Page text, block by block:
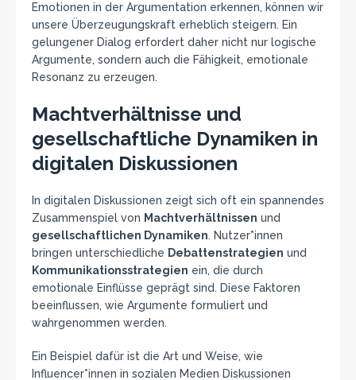
Emotionen in der Argumentation erkennen, können wir
unsere Überzeugungskraft erheblich steigern. Ein
gelungener Dialog erfordert daher nicht nur logische
Argumente, sondern auch die Fähigkeit, emotionale
Resonanz zu erzeugen.
Machtverhältnisse und
gesellschaftliche Dynamiken in
digitalen Diskussionen
In digitalen Diskussionen zeigt sich oft ein spannendes
Zusammenspiel von Machtverhältnissen und
gesellschaftlichen Dynamiken. Nutzer*innen
bringen unterschiedliche Debattenstrategien und
Kommunikationsstrategien ein, die durch
emotionale Einflüsse geprägt sind. Diese Faktoren
beeinflussen, wie Argumente formuliert und
wahrgenommen werden.
Ein Beispiel dafür ist die Art und Weise, wie
Influencer*innen in sozialen Medien Diskussionen